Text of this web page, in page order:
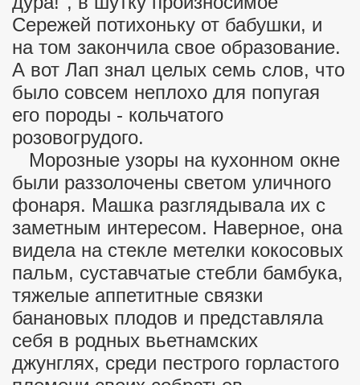
Сережей потихоньку от бабушки, и
на том закончила свое образование.
А вот Лап знал целых семь слов, что
было совсем неплохо для попугая
его породы - кольчатого
розовогрудого.
Морозные узоры на кухонном окне
были раззолочены светом уличного
фонаря. Машка разглядывала их с
заметным интересом. Наверное, она
видела на стекле метелки кокосовых
пальм, суставчатые стебли бамбука,
тяжелые аппетитные связки
банановых плодов и представляла
себя в родных вьетнамских
джунглях, среди пестрого горластого